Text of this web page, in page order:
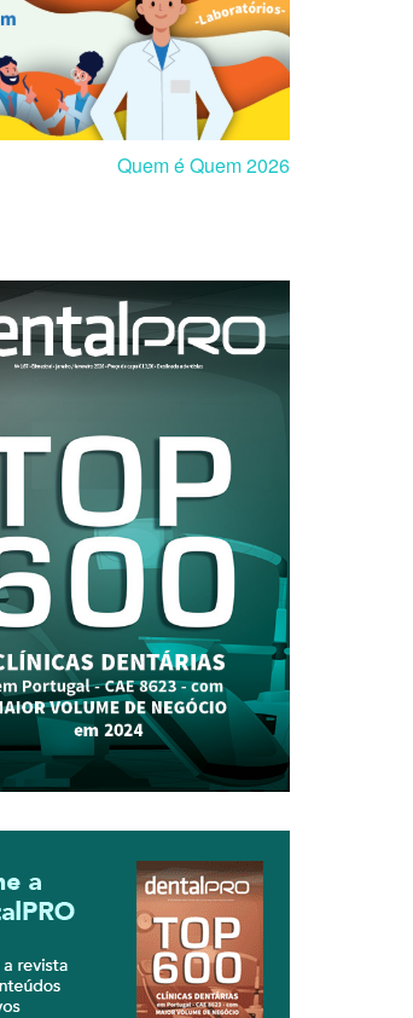
Quem é Quem 2026